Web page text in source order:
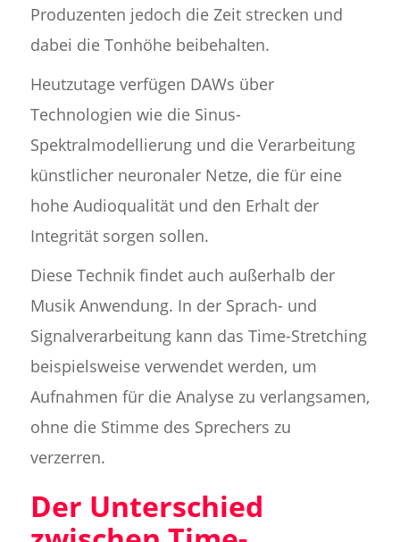
Produzenten jedoch die Zeit strecken und
dabei die Tonhöhe beibehalten.
Heutzutage verfügen DAWs über
Technologien wie die Sinus-
Spektralmodellierung und die Verarbeitung
künstlicher neuronaler Netze, die für eine
hohe Audioqualität und den Erhalt der
Integrität sorgen sollen.
Diese Technik findet auch außerhalb der
Musik Anwendung. In der Sprach- und
Signalverarbeitung kann das Time-Stretching
beispielsweise verwendet werden, um
Aufnahmen für die Analyse zu verlangsamen,
ohne die Stimme des Sprechers zu
verzerren.
Der Unterschied